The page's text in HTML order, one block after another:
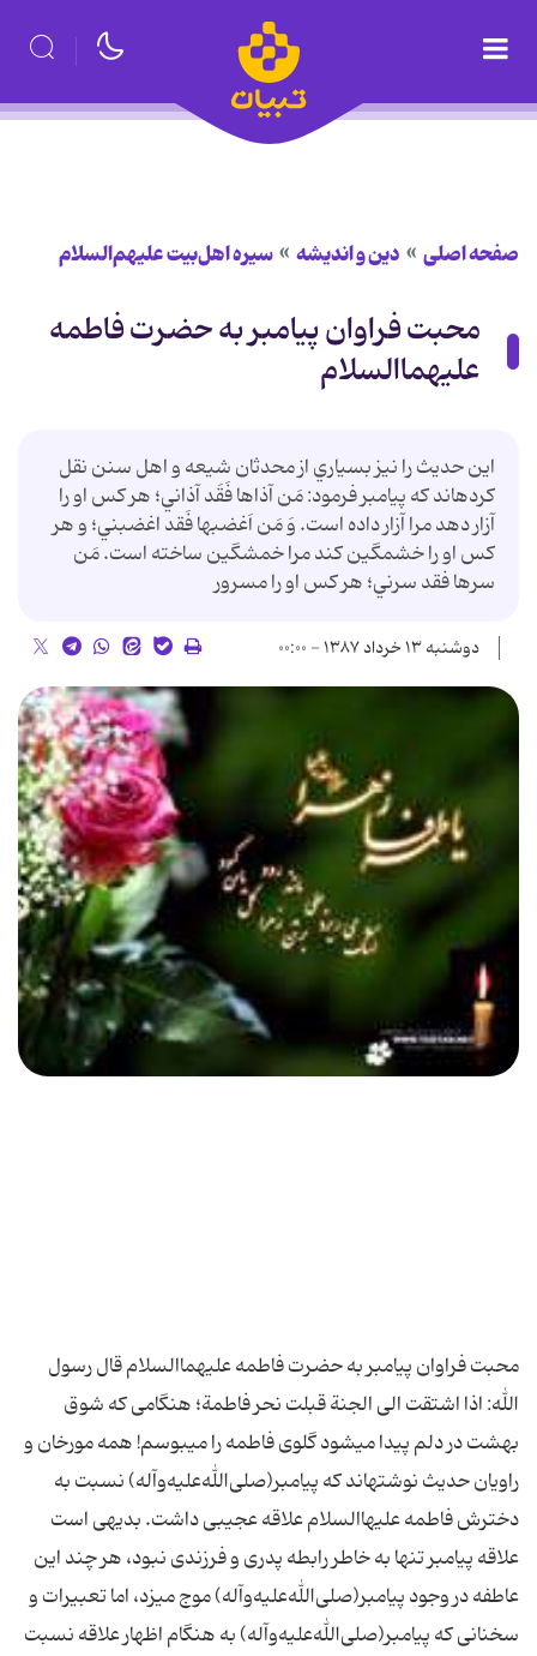
صفحه اصلی دین و اندیشه سیره اهل‌بیت علیهم‌السلام
محبت فراوان پیامبر به حضرت فاطمه
علیهماالسلام
اين حديث را نيز بسياري از محدثان شيعه و اهل سنن نقل
كرده‏اند كه پيامبر فرمود: مَن آذاها فَقَد آذاني؛ هر كس او را
آزار دهد مرا آزار داده است. وَ مَن اَغضبها فَقد اغضبني؛ و هر
كس او را خشمگين كند مرا خمشگين ساخته است. مَن
سرها فقد سرني؛ هر كس او را مسرور
دوشنبه ۱۳ خرداد ۱۳۸۷ - ۰۰:۰۰
محبت فراوان پیامبر به حضرت فاطمه علیهماالسلام قال رسول
الله: اذا اشتقت الی الجنة قبلت نحر فاطمة؛ هنگامی كه شوق
بهشت در دلم پیدا می‏شود گلوی فاطمه را می‏بوسم! همه مورخان و
راویان حدیث نوشته‏اند كه پیامبر(صلی‌الله‌علیه‌و‌آله) نسبت به
دخترش فاطمه‏ علیهاالسلام علاقه عجیبی داشت. بدیهی است
علاقه پیامبر تنها به خاطر رابطه پدری و فرزندی نبود، هر چند این
عاطفه در وجود پیامبر(صلی‌الله‌علیه‌و‌آله) موج می‏زد، اما تعبیرات و
سخنانی كه پیامبر(صلی‌الله‌علیه‌و‌آله) به هنگام اظهار علاقه نسبت